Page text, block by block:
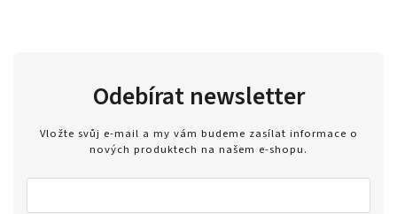
Odebírat newsletter
Vložte svůj e-mail a my vám budeme zasílat informace o
nových produktech na našem e-shopu.